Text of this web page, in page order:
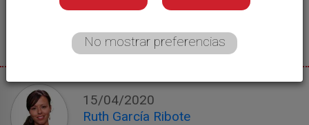
15/04/2020
Ruth García Ribote
No mostrar preferencias